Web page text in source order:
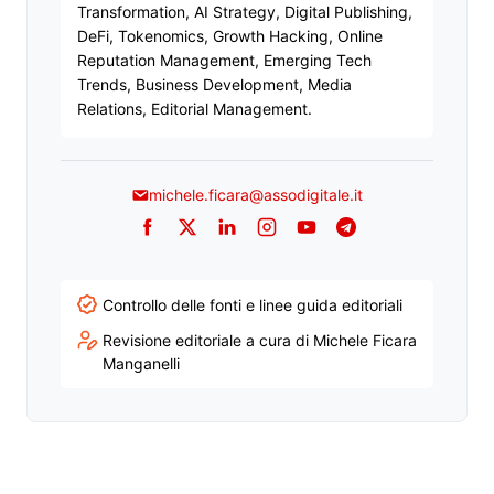
Transformation, AI Strategy, Digital Publishing,
DeFi, Tokenomics, Growth Hacking, Online
Reputation Management, Emerging Tech
Trends, Business Development, Media
Relations, Editorial Management.
michele.ficara@assodigitale.it
Facebook
TwitterLinkedInInstagram
YouTubeTelegram
Controllo delle fonti e linee guida editoriali
Revisione editoriale a cura di Michele Ficara
Manganelli